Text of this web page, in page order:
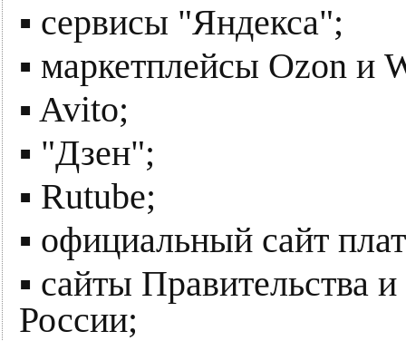
▪️ сервисы "Яндекса";
▪️ маркетплейсы Ozon и
▪️ Avito;
▪️ "Дзен";
▪️ Rutube;
▪️ официальный сайт
▪️ сайты Правительства
России;